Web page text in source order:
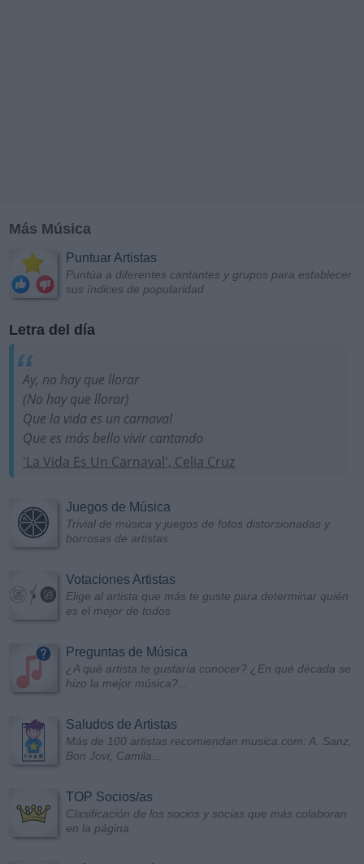
Más Música
Puntuar Artistas
Puntúa a diferentes cantantes y grupos para establecer
sus índices de popularidad
Letra del día
Ay, no hay que llorar
(No hay que llorar)
Que la vida es un carnaval
Que es más bello vivir cantando
'La Vida Es Un Carnaval', Celia Cruz
Juegos de Música
Trivial de música y juegos de fotos distorsionadas y
borrosas de artistas
Votaciones Artistas
Elige al artista que más te guste para determinar quién
es el mejor de todos
Preguntas de Música
¿A qué artista te gustaría conocer? ¿En qué década se
hizo la mejor música?...
Saludos de Artistas
Más de 100 artistas recomiendan musica.com: A. Sanz,
Bon Jovi, Camila...
TOP Socios/as
Clasificación de los socios y socias que más colaboran
en la página